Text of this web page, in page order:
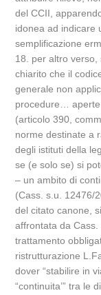
del CCII,
idonea ad indicare
semplificazione
18. per altro verso,
chiarito che il
generale non
procedure… aperte
(articolo 390,
norme destinate a
degli istituti della
se (e solo se) si
– un ambito di
(Cass. s.u. 12476/
del citato canone,
affrontata da
trattamento
ristrutturazione
dover “stabilire in
“continuita’” tra le